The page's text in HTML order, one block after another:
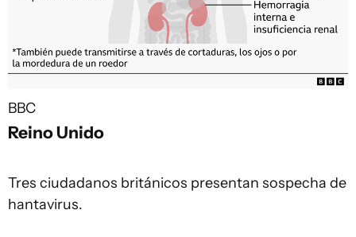
BBC
Reino Unido
Tres ciudadanos británicos presentan sospecha de
hantavirus.